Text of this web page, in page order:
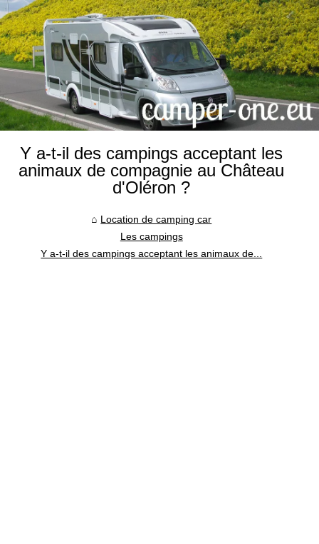
Y a-t-il des campings acceptant les
animaux de compagnie au Château
d'Oléron ?
Location de camping car
Les campings
Y a-t-il des campings acceptant les animaux de...